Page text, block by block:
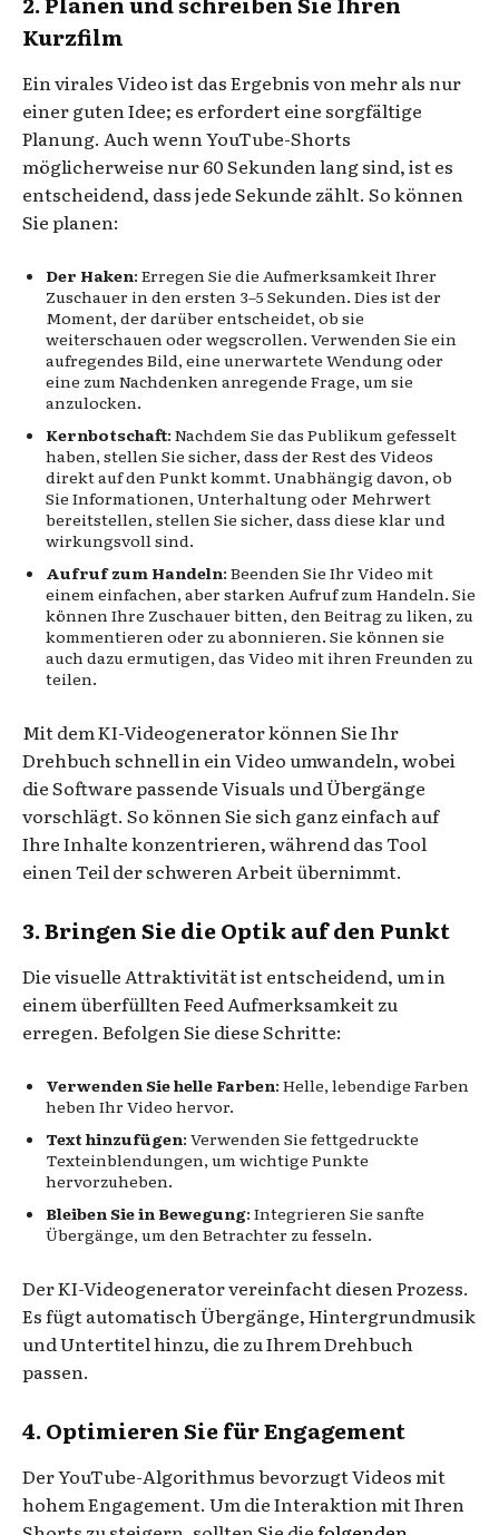
Kurzfilm
Ein virales Video ist das Ergebnis von mehr als nur
einer guten Idee; es erfordert eine sorgfältige
Planung. Auch wenn YouTube-Shorts
möglicherweise nur 60 Sekunden lang sind, ist es
entscheidend, dass jede Sekunde zählt. So können
Sie planen:
Der Haken: Erregen Sie die Aufmerksamkeit Ihrer
Zuschauer in den ersten 3–5 Sekunden. Dies ist der
Moment, der darüber entscheidet, ob sie
weiterschauen oder wegscrollen. Verwenden Sie ein
aufregendes Bild, eine unerwartete Wendung oder
eine zum Nachdenken anregende Frage, um sie
anzulocken.
Kernbotschaft: Nachdem Sie das Publikum gefesselt
haben, stellen Sie sicher, dass der Rest des Videos
direkt auf den Punkt kommt. Unabhängig davon, ob
Sie Informationen, Unterhaltung oder Mehrwert
bereitstellen, stellen Sie sicher, dass diese klar und
wirkungsvoll sind.
Aufruf zum Handeln: Beenden Sie Ihr Video mit
einem einfachen, aber starken Aufruf zum Handeln. Sie
können Ihre Zuschauer bitten, den Beitrag zu liken, zu
kommentieren oder zu abonnieren. Sie können sie
auch dazu ermutigen, das Video mit ihren Freunden zu
teilen.
Mit dem KI-Videogenerator können Sie Ihr
Drehbuch schnell in ein Video umwandeln, wobei
die Software passende Visuals und Übergänge
vorschlägt. So können Sie sich ganz einfach auf
Ihre Inhalte konzentrieren, während das Tool
einen Teil der schweren Arbeit übernimmt.
3. Bringen Sie die Optik auf den Punkt
Die visuelle Attraktivität ist entscheidend, um in
einem überfüllten Feed Aufmerksamkeit zu
erregen. Befolgen Sie diese Schritte:
Verwenden Sie helle Farben: Helle, lebendige Farben
heben Ihr Video hervor.
Text hinzufügen: Verwenden Sie fettgedruckte
Texteinblendungen, um wichtige Punkte
hervorzuheben.
Bleiben Sie in Bewegung: Integrieren Sie sanfte
Übergänge, um den Betrachter zu fesseln.
Der KI-Videogenerator vereinfacht diesen Prozess.
Es fügt automatisch Übergänge, Hintergrundmusik
und Untertitel hinzu, die zu Ihrem Drehbuch
passen.
4. Optimieren Sie für Engagement
Der YouTube-Algorithmus bevorzugt Videos mit
hohem Engagement. Um die Interaktion mit Ihren